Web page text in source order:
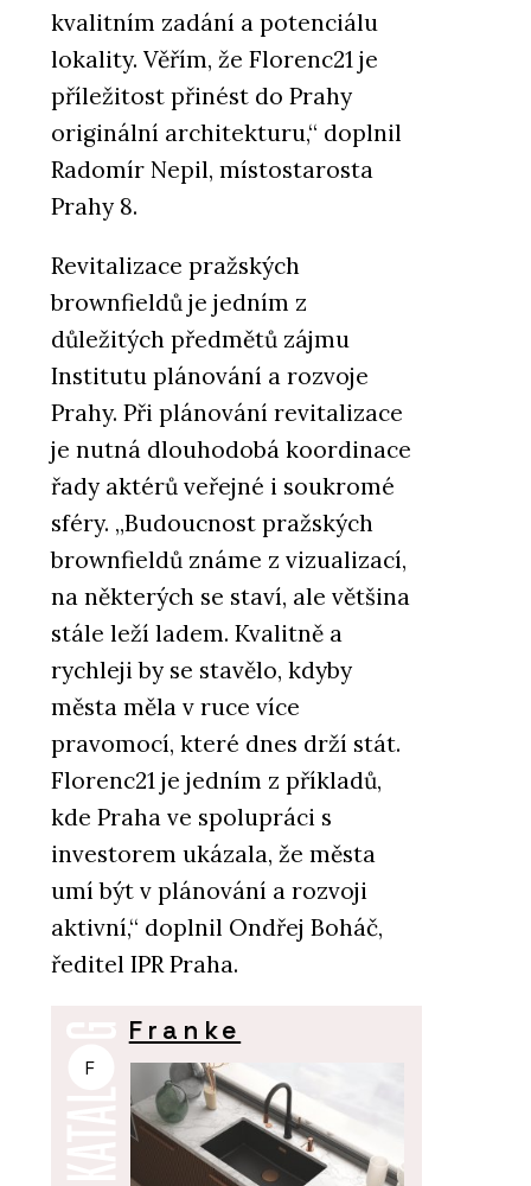
kvalitním zadání a potenciálu
lokality. Věřím, že Florenc21 je
příležitost přinést do Prahy
originální architekturu,“ doplnil
Radomír Nepil, místostarosta
Prahy 8.
Revitalizace pražských
brownfieldů je jedním z
důležitých předmětů zájmu
Institutu plánování a rozvoje
Prahy. Při plánování revitalizace
je nutná dlouhodobá koordinace
řady aktérů veřejné i soukromé
sféry. „Budoucnost pražských
brownfieldů známe z vizualizací,
na některých se staví, ale většina
stále leží ladem. Kvalitně a
rychleji by se stavělo, kdyby
města měla v ruce více
pravomocí, které dnes drží stát.
Florenc21 je jedním z příkladů,
kde Praha ve spolupráci s
investorem ukázala, že města
umí být v plánování a rozvoji
aktivní,“ doplnil Ondřej Boháč,
ředitel IPR Praha.
F
Franke